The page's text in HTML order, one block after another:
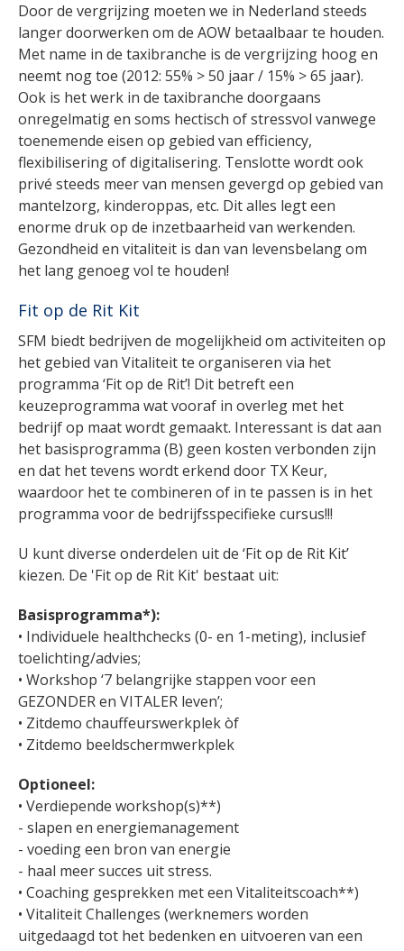
Door de vergrijzing moeten we in Nederland steeds
langer doorwerken om de AOW betaalbaar te houden.
Met name in de taxibranche is de vergrijzing hoog en
neemt nog toe (2012: 55% > 50 jaar / 15% > 65 jaar).
Ook is het werk in de taxibranche doorgaans
onregelmatig en soms hectisch of stressvol vanwege
toenemende eisen op gebied van efficiency,
flexibilisering of digitalisering. Tenslotte wordt ook
privé steeds meer van mensen gevergd op gebied van
mantelzorg, kinderoppas, etc. Dit alles legt een
enorme druk op de inzetbaarheid van werkenden.
Gezondheid en vitaliteit is dan van levensbelang om
het lang genoeg vol te houden!
Fit op de Rit Kit
SFM biedt bedrijven de mogelijkheid om activiteiten op
het gebied van Vitaliteit te organiseren via het
programma ‘Fit op de Rit’! Dit betreft een
keuzeprogramma wat vooraf in overleg met het
bedrijf op maat wordt gemaakt. Interessant is dat aan
het basisprogramma (B) geen kosten verbonden zijn
en dat het tevens wordt erkend door TX Keur,
waardoor het te combineren of in te passen is in het
programma voor de bedrijfsspecifieke cursus!!!
U kunt diverse onderdelen uit de ‘Fit op de Rit Kit’
kiezen. De 'Fit op de Rit Kit' bestaat uit:
Basisprogramma*):
• Individuele healthchecks (0- en 1-meting), inclusief
toelichting/advies;
• Workshop ‘7 belangrijke stappen voor een
GEZONDER en VITALER leven’;
• Zitdemo chauffeurswerkplek òf
• Zitdemo beeldschermwerkplek
Optioneel:
• Verdiepende workshop(s)**)
- slapen en energiemanagement
- voeding een bron van energie
- haal meer succes uit stress.
• Coaching gesprekken met een Vitaliteitscoach**)
• Vitaliteit Challenges (werknemers worden
uitgedaagd tot het bedenken en uitvoeren van een